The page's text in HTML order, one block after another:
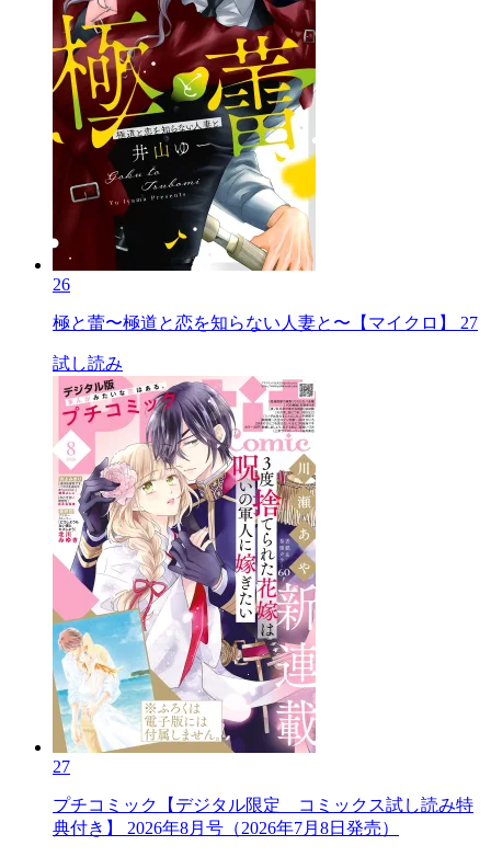
26
極と蕾〜極道と恋を知らない人妻と〜【マイクロ】 27
試し読み
27
プチコミック【デジタル限定 コミックス試し読み特
典付き】 2026年8月号（2026年7月8日発売）